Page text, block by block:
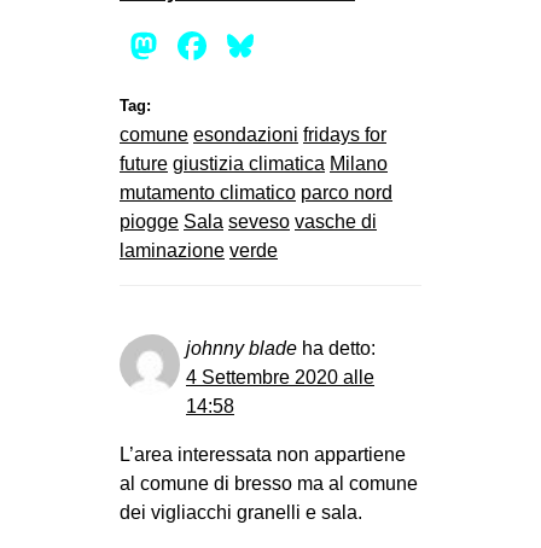
Mastodon
Facebook
Tag:
comune esondazioni fridays for
future giustizia climatica Milano
mutamento climatico parco nord
piogge Sala seveso vasche di
laminazione verde
johnny blade ha detto:
4 Settembre 2020 alle
14:58
L’area interessata non appartiene
al comune di bresso ma al comune
dei vigliacchi granelli e sala.